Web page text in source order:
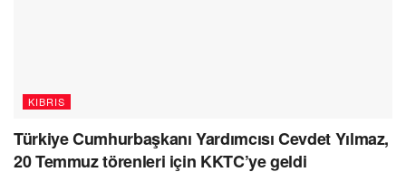
KIBRIS
Türkiye Cumhurbaşkanı Yardımcısı Cevdet Yılmaz,
20 Temmuz törenleri için KKTC’ye geldi